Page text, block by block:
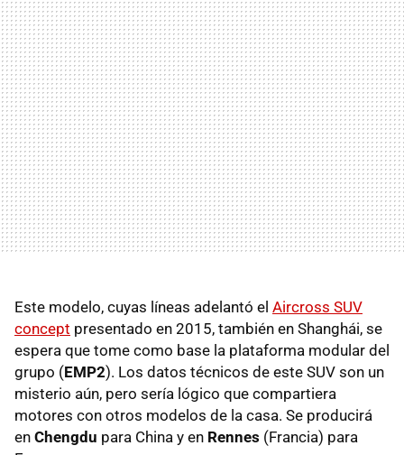
Este modelo, cuyas líneas adelantó el Aircross SUV
concept presentado en 2015, también en Shanghái, se
espera que tome como base la plataforma modular del
grupo (EMP2). Los datos técnicos de este SUV son un
misterio aún, pero sería lógico que compartiera
motores con otros modelos de la casa. Se producirá
en Chengdu para China y en Rennes (Francia) para